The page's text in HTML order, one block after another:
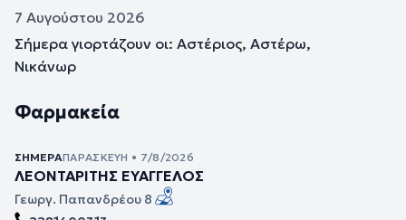
7 Αυγούστου 2026
Σήμερα γιορτάζουν οι: Αστέριος, Αστέρω,
Νικάνωρ
Φαρμακεία
ΣΉΜΕΡΑΠΑΡΑΣΚΕΥΉ • 7/8/2026
ΛΕΟΝΤΑΡΙΤΗΣ ΕΥΑΓΓΕΛΟΣ
Γεωργ. Παπανδρέου 8